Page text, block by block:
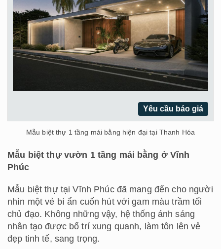
Yêu cầu báo giá
Mẫu biệt thự 1 tầng mái bằng hiện đại tại Thanh Hóa
Mẫu biệt thự vườn 1 tầng mái bằng ở Vĩnh
Phúc
Mẫu biệt thự tại Vĩnh Phúc đã mang đến cho người
nhìn một vẻ bí ẩn cuốn hút với gam màu trầm tối
chủ đạo. Không những vậy, hệ thống ánh sáng
nhân tạo được bố trí xung quanh, làm tôn lên vẻ
đẹp tinh tế, sang trọng.